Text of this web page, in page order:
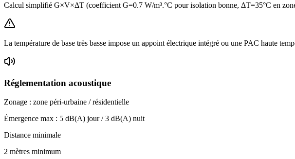
Calcul simplifié G×V×ΔT (coefficient G=0.7 W/m³.°C pour isolation bonne, ΔT=35°C en
La température de base très basse impose un appoint électrique intégré ou une PAC haute
Réglementation acoustique
Zonage : zone péri-urbaine / résidentielle
Émergence max : 5 dB(A) jour /3 dB(A) nuit
Distance minimale
2 mètres minimum